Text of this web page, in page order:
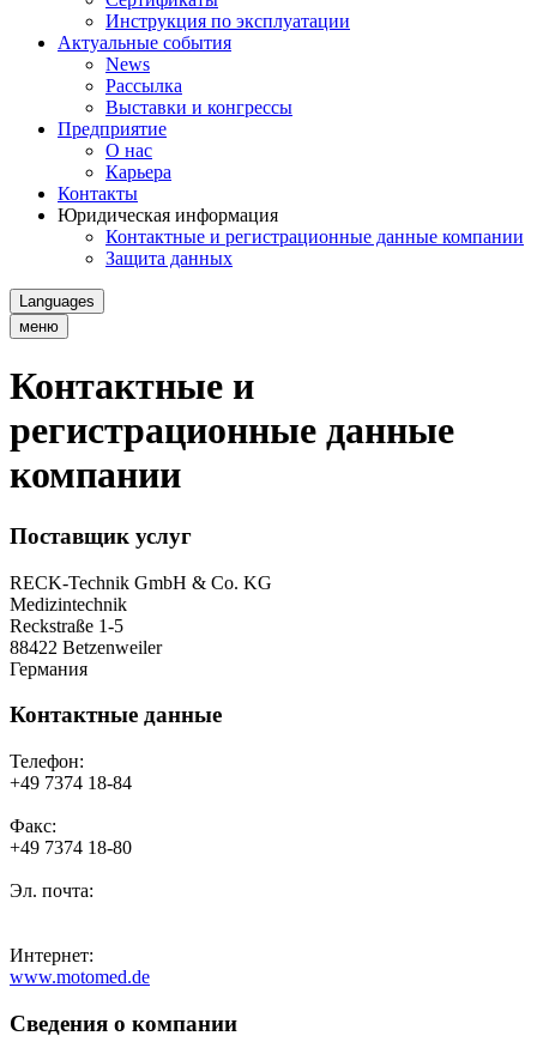
Инструкция по эксплуатации
Актуальные события
News
Рассылка
Выставки и конгрессы
Предприятие
О нас
Карьера
Контакты
Юридическая информация
Контактные и регистрационные данные компании
Защита данных
Languages
меню
Контактные и
регистрационные данные
компании
Поставщик услуг
RECK-Technik GmbH & Co. KG
Medizintechnik
Reckstraße 1-5
88422 Betzenweiler
Германия
Контактные данные
Телефон:
+49 7374 18-84
Факс:
+49 7374 18-80
Эл. почта:
Интернет:
www.motomed.de
Сведения о компании